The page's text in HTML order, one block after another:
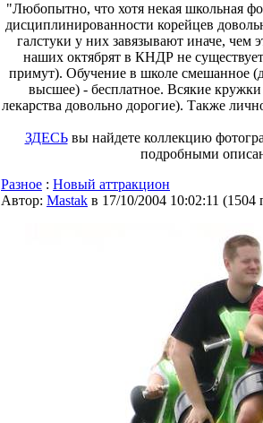
"Любопытно, что хотя некая школьная
дисциплинированности корейцев
галстуки у них завязывают иначе, чем
наших октябрят в КНДР не
примут). Обучение в школе смешанное
высшее) - бесплатное. Всякие
лекарства довольно дорогие). Также
ЗДЕСЬвы найдете коллекцию
подробными
Разное : Новый аттракцион
Автор: Мastak в 17/10/2004 10:02:11 (1504